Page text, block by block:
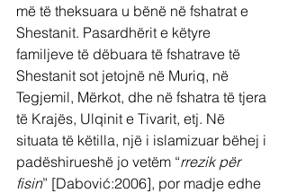
më të theksuara u bënë në fshatrat e
Shestanit. Pasardhërit e këtyre
familjeve të dëbuara të fshatrave të
Shestanit sot jetojnë në Muriq, në
Tegjemil, Mërkot, dhe në fshatra të tjera
të Krajës, Ulqinit e Tivarit, etj. Në
situata të këtilla, një i islamizuar bëhej i
padëshirueshë jo vetëm “rrezik për
fisin” [Dabović:2006], por madje edhe